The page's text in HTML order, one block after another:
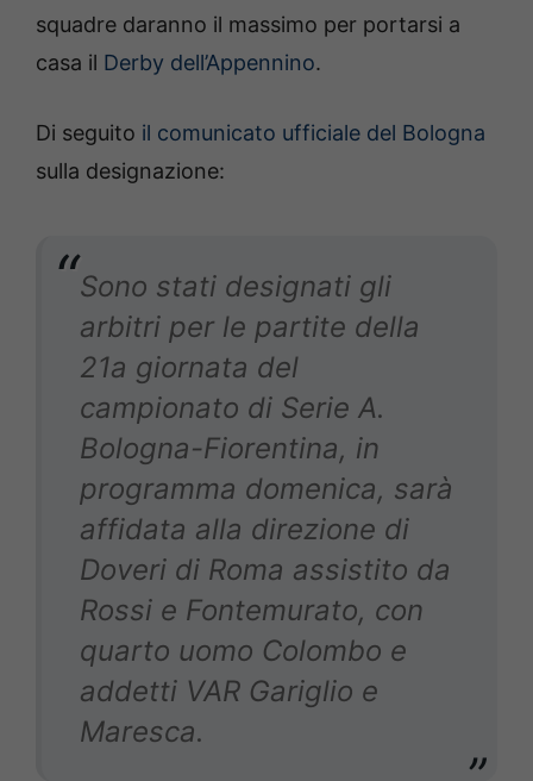
squadre daranno il massimo per portarsi a
casa il Derby dell’Appennino.
Di seguito il comunicato ufficiale del Bologna
sulla designazione:
Sono stati designati gli
arbitri per le partite della
21a giornata del
campionato di Serie A.
Bologna-Fiorentina, in
programma domenica, sarà
affidata alla direzione di
Doveri di Roma assistito da
Rossi e Fontemurato, con
quarto uomo Colombo e
addetti VAR Gariglio e
Maresca.